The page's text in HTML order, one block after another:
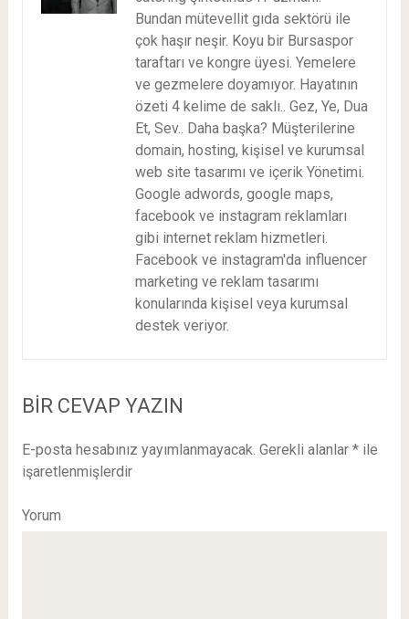
Bundan mütevellit gıda sektörü ile
çok haşır neşir. Koyu bir Bursaspor
taraftarı ve kongre üyesi. Yemelere
ve gezmelere doyamıyor. Hayatının
özeti 4 kelime de saklı.. Gez, Ye, Dua
Et, Sev.. Daha başka? Müşterilerine
domain, hosting, kişisel ve kurumsal
web site tasarımı ve içerik Yönetimi.
Google adwords, google maps,
facebook ve instagram reklamları
gibi internet reklam hizmetleri.
Facebook ve instagram'da influencer
marketing ve reklam tasarımı
konularında kişisel veya kurumsal
destek veriyor.
BIR CEVAP YAZIN
E-posta hesabınız yayımlanmayacak. Gerekli alanlar *ile
işaretlenmişlerdir
Yorum